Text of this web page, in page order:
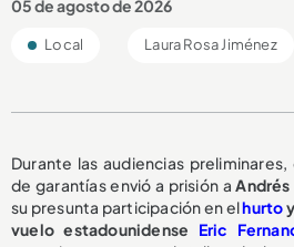
05 de agosto de 2026
Local Laura Rosa Jiménez
Durante las audiencias
de garantías envió a prisión a
su presunta participación en elhurto
vuelo estadounidense Eric